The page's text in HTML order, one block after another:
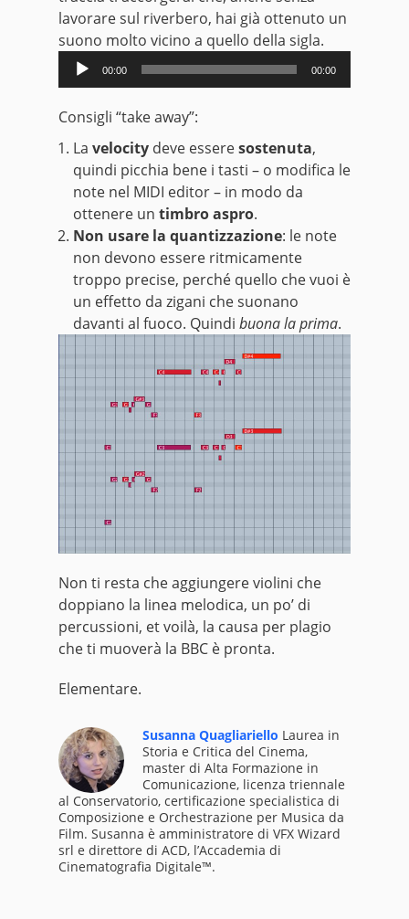
lavorare sul riverbero, hai già ottenuto un
suono molto vicino a quello della sigla.
Audio
Player
00:00 00:00
Consigli “take away”:
La velocity deve esseresostenuta,
quindi picchia bene i tasti – o modifica le
note nel MIDI editor – in modo da
ottenere un timbro aspro.
Non usare la quantizzazione: le note
non devono essere ritmicamente
troppo precise, perché quello che vuoi è
un effetto da zigani che suonano
davanti al fuoco. Quindi buona la prima.
Non ti resta che aggiungere violini che
doppiano la linea melodica, un po’ di
percussioni, et voilà, la causa per plagio
che ti muoverà la BBC è pronta.
Elementare.
Susanna Quagliariello Laurea in
Storia e Critica del Cinema,
master di Alta Formazione in
Comunicazione, licenza triennale
al Conservatorio, certificazione specialistica di
Composizione e Orchestrazione per Musica da
Film. Susanna è amministratore di VFX Wizard
srl e direttore di ACD, l’Accademia di
Cinematografia Digitale™.